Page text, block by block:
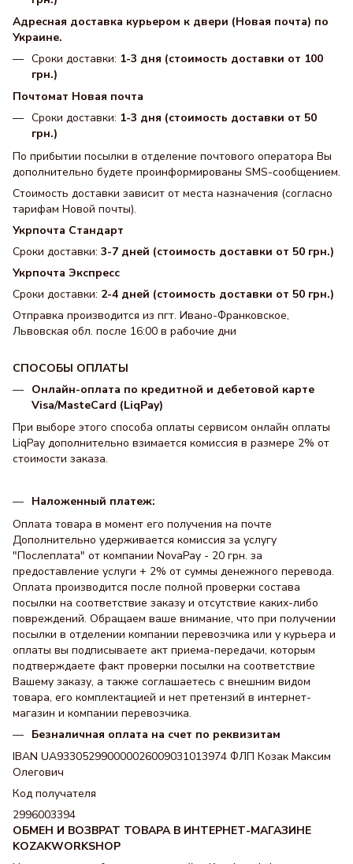
Адресная доставка курьером к двери (Новая почта) по
Украине.
Сроки доставки: 1-3 дня (стоимость доставки от 100
грн.)
Почтомат Новая почта
Сроки доставки: 1-3 дня (стоимость доставки от 50
грн.)
По прибытии посылки в отделение почтового оператора Вы
дополнительно будете проинформированы SMS-сообщением.
Стоимость доставки зависит от места назначения (согласно
тарифам Новой почты).
Укрпочта Стандарт
Сроки доставки: 3-7 дней (стоимость доставки от 50 грн.)
Укрпочта Экспресс
Сроки доставки: 2-4 дней (стоимость доставки от 50 грн.)
Отправка производится из пгт. Ивано-Франковское,
Львовская обл. после 16:00 в рабочие дни
СПОСОБЫ ОПЛАТЫ
Онлайн-оплата по кредитной и дебетовой карте
Visa/MasteCard (LiqPay)
При выборе этого способа оплаты сервисом онлайн оплаты
LiqPay дополнительно взимается комиссия в размере 2% от
стоимости заказа.
Наложенный платеж:
Оплата товара в момент его получения на почте
Дополнительно удерживается комиссия за услугу
"Послеплата" от компании NovaPay - 20 грн. за
предоставление услуги + 2% от суммы денежного перевода.
Оплата производится после полной проверки состава
посылки на соответствие заказу и отсутствие каких-либо
повреждений. Обращаем ваше внимание, что при получении
посылки в отделении компании перевозчика или у курьера и
оплаты вы подписываете акт приема-передачи, которым
подтверждаете факт проверки посылки на соответствие
Вашему заказу, а также соглашаетесь с внешним видом
товара, его комплектацией и нет претензий в интернет-
магазин и компании перевозчика.
Безналичная оплата на счет по реквизитам
IBAN UA933052990000026009031013974 ФЛП Козак Максим
Олегович
Код получателя
2996003394
ОБМЕН И ВОЗВРАТ ТОВАРА В ИНТЕРНЕТ-МАГАЗИНЕ
KOZAKWORKSHOP